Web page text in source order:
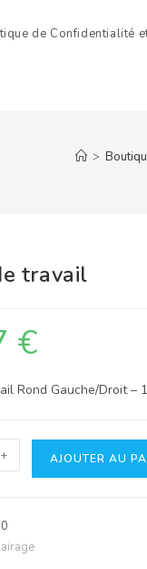
de Confidentialité
>
travail
€
Rond Gauche/Droit –
+ AJOUTER AU